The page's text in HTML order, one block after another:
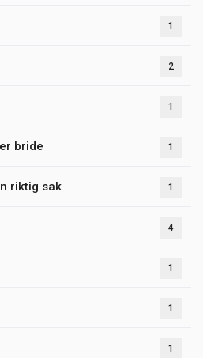
1
2
1
bride 1
riktig sak 1
4
1
1
1